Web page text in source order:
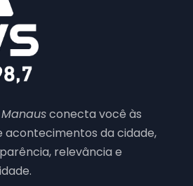
conecta você às
acontecimentos da cidade,
relevância e